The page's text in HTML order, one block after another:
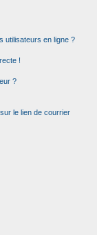
utilisateurs en ligne ?
!
?
le lien de courrier